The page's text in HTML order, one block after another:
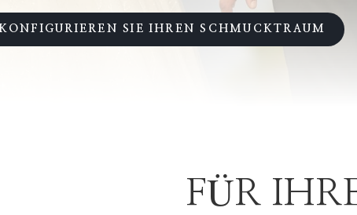
KONFIGURIEREN SIE IHREN SCHMUCKTRAUM
FÜR